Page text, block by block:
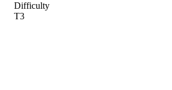
Difficulty
T3